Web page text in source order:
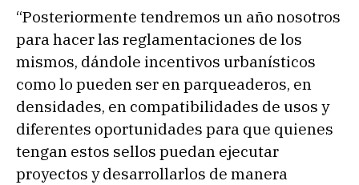
“Posteriormente tendremos un año nosotros
para hacer las reglamentaciones de los
mismos, dándole incentivos urbanísticos
como lo pueden ser en parqueaderos, en
densidades, en compatibilidades de usos y
diferentes oportunidades para que quienes
tengan estos sellos puedan ejecutar
proyectos y desarrollarlos de manera